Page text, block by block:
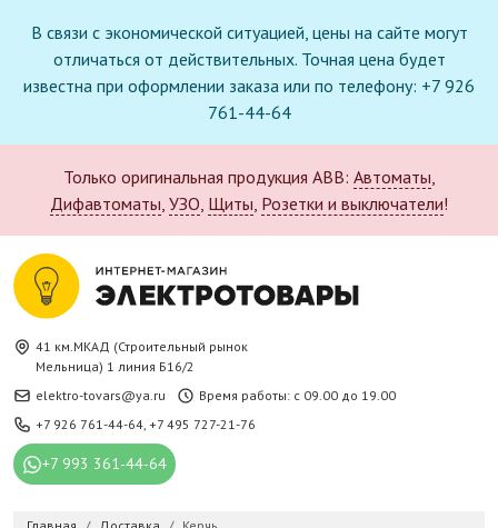
В связи с экономической ситуацией, цены на сайте могут
отличаться от действительных. Точная цена будет
известна при оформлении заказа или по телефону: +7 926
761-44-64
Только оригинальная продукция ABB: Автоматы,
Дифавтоматы, УЗО, Щиты, Розетки и выключатели!
41 км.МКАД (Строительный рынок
Мельница) 1 линия Б16/2
elektro-tovars@ya.ru
Время работы: с 09.00 до 19.00
+7 926 761-44-64, +7 495 727-21-76
+7 993 361-44-64